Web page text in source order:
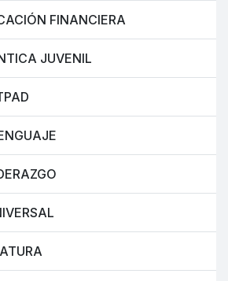
FINANCIERA
JUVENIL